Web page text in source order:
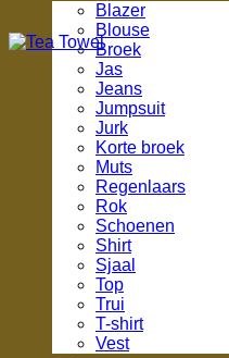
Blazer
Blouse
Broek
Jas
Jeans
Jumpsuit
Jurk
Korte broek
Muts
Regenlaars
Rok
Schoenen
Shirt
Sjaal
Top
Trui
T-shirt
Vest